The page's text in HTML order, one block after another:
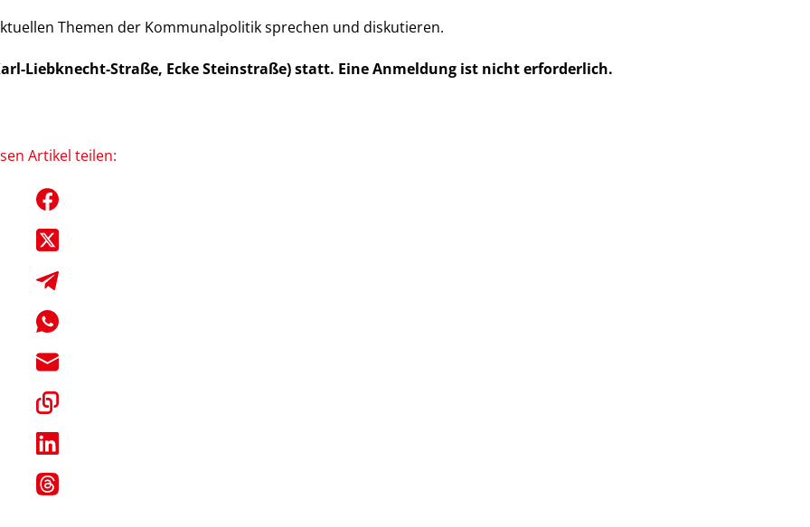
Themen der Kommunalpolitik sprechen und diskutieren.
Liebknecht-Straße, Ecke Steinstraße) statt. Eine Anmeldung ist nicht erforderlich.
Artikel teilen: